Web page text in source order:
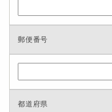
郵便番号
都道府県